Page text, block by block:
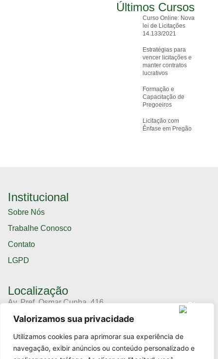
Valorizamos sua privacidade
Utilizamos cookies para aprimorar sua experiência de
navegação, exibir anúncios ou conteúdo personalizado e
Últimos Cursos
Curso Online: Nova
lei de Licitações
14.133/2021
Estratégias para
vencer licitações e
manter contratos
lucrativos
Formação e
Capacitação de
Pregoeiros
Licitação com
Ênfase em Pregão
Institucional
Sobre Nós
Trabalhe Conosco
Contato
LGPD
Localização
Av. Pref. Osmar Cunha, 416,
Centro – Florianópolis/SC,
(48) 3364-8666
(11) 94191-8666